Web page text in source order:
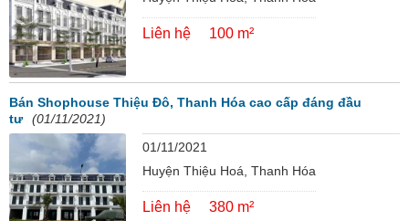
Liên hệ 100 m²
Bán Shophouse Thiệu Đô, Thanh Hóa cao cấp đáng đầu
tư
(01/11/2021)
01/11/2021
Huyện Thiệu Hoá, Thanh Hóa
Liên hệ 380 m²